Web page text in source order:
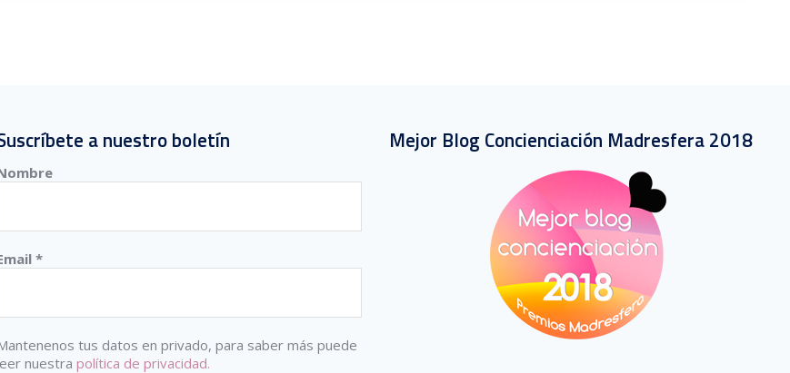
a nuestro boletín
*
tus datos en privado, para saber más puede
nuestra política de privacidad.
Mejor Blog Concienciación Madresfera 2018